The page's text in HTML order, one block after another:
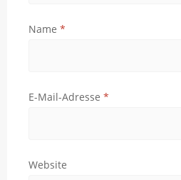
Name *
E-Mail-Adresse *
Website